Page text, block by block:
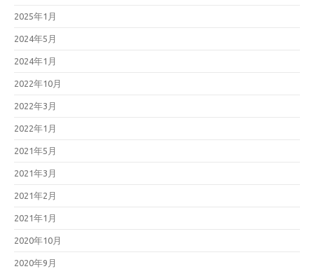
2025年1月
2024年5月
2024年1月
2022年10月
2022年3月
2022年1月
2021年5月
2021年3月
2021年2月
2021年1月
2020年10月
2020年9月